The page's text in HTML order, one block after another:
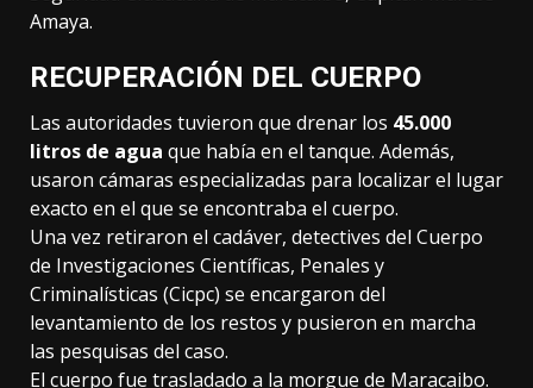
Amaya.
RECUPERACIÓN DEL CUERPO
Las autoridades tuvieron que drenar los 45.000
litros de agua que había en el tanque. Además,
usaron cámaras especializadas para localizar el lugar
exacto en el que se encontraba el cuerpo.
Una vez retiraron el cadáver, detectives del Cuerpo
de Investigaciones Científicas, Penales y
Criminalísticas (Cicpc) se encargaron del
levantamiento de los restos y pusieron en marcha
las pesquisas del caso.
El cuerpo fue trasladado a la morgue de Maracaibo.